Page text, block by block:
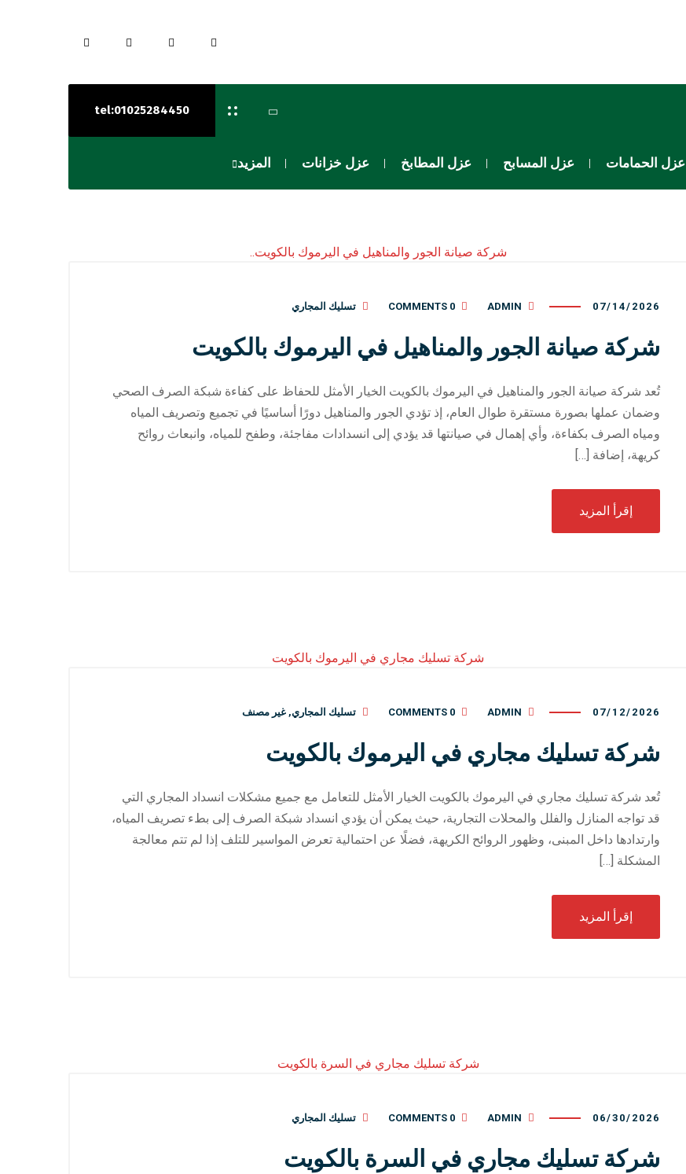
tel:01025284450
عزل الحمامات عزل المسابح عزل المطابخ عزل خزانات المزيد
07/14/2026
ADMIN
0 COMMENTS تسليك المجاري
شركة صيانة الجور والمناهيل في اليرموك بالكويت
تُعد شركة صيانة الجور والمناهيل في اليرموك بالكويت الخيار الأمثل للحفاظ على كفاءة شبكة الصرف الصحي
وضمان عملها بصورة مستقرة طوال العام، إذ تؤدي الجور والمناهيل دورًا أساسيًا في تجميع وتصريف المياه
ومياه الصرف بكفاءة، وأي إهمال في صيانتها قد يؤدي إلى انسدادات مفاجئة، وطفح للمياه، وانبعاث روائح
كريهة، إضافة […]
إقرأ المزيد
07/12/2026
ADMIN
0 COMMENTS تسليك المجاري,غير مصنف
شركة تسليك مجاري في اليرموك بالكويت
تُعد شركة تسليك مجاري في اليرموك بالكويت الخيار الأمثل للتعامل مع جميع مشكلات انسداد المجاري التي
قد تواجه المنازل والفلل والمحلات التجارية، حيث يمكن أن يؤدي انسداد شبكة الصرف إلى بطء تصريف المياه،
وارتدادها داخل المبنى، وظهور الروائح الكريهة، فضلًا عن احتمالية تعرض المواسير للتلف إذا لم تتم معالجة
المشكلة […]
إقرأ المزيد
06/30/2026
ADMIN
0 COMMENTS تسليك المجاري
شركة تسليك مجاري في السرة بالكويت